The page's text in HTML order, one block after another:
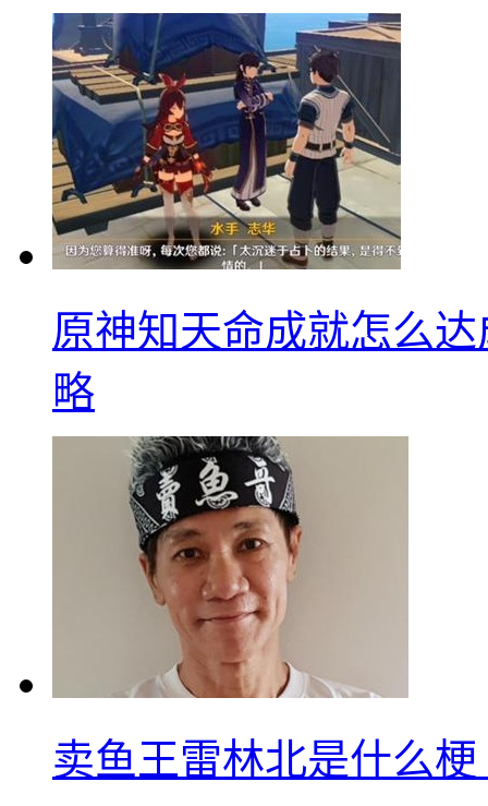
原神知天命成就怎么
略
卖鱼王雷林北是什么